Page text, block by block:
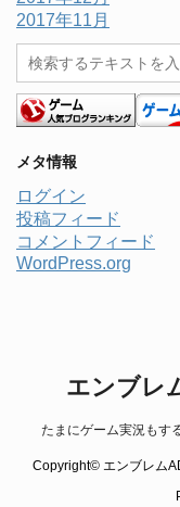
2017年11月
メタ情報
ログイン
投稿フィード
コメントフィード
WordPress.org
エンブレ
たまにゲーム実況もす
Copyright© エンブレム